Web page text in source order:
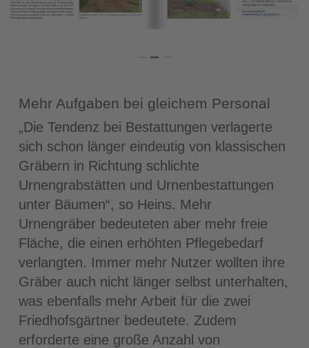
Mehr Aufgaben bei gleichem Personal
„Die Tendenz bei Bestattungen verlagerte
sich schon länger eindeutig von klassischen
Gräbern in Richtung schlichte
Urnengrabstätten und Urnenbestattungen
unter Bäumen“, so Heins. Mehr
Urnengräber bedeuteten aber mehr freie
Fläche, die einen erhöhten Pflegebedarf
verlangten. Immer mehr Nutzer wollten ihre
Gräber auch nicht länger selbst unterhalten,
was ebenfalls mehr Arbeit für die zwei
Friedhofsgärtner bedeutete. Zudem
erforderte eine große Anzahl von